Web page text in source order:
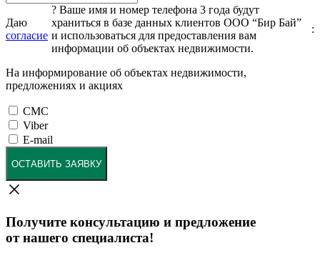
Даю
согласие
? Ваше имя и номер телефона 3 года будут
храниться в базе данных клиентов ООО “Бир Бай”
и использоваться для предоставления вам
информации об объектах недвижимости.
:
На информирование об объектах недвижимости,
предложениях и акциях
СМС
Viber
E-mail
ОСТАВИТЬ ЗАЯВКУ
Получите консультацию и предложение
от нашего специалиста!